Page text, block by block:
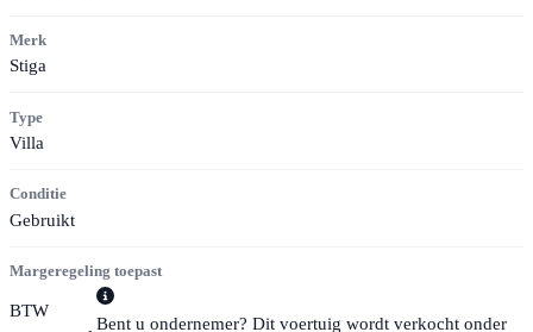
Merk
Stiga
Type
Villa
Conditie
Gebruikt
Margeregeling toepast
BTW
Bent u ondernemer? Dit voertuig wordt verkocht onder